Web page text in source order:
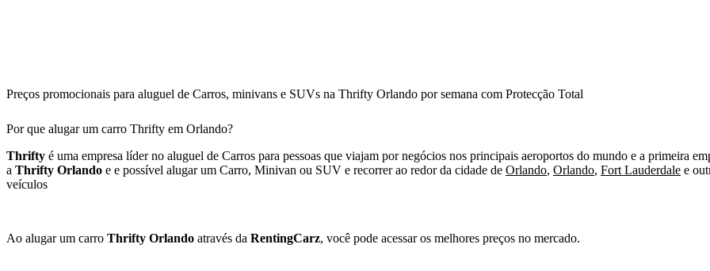
Preços promocionais para aluguel de Carros, minivans e SUVs na Thrifty Orlando por semana com Protecção Total
Por que alugar um carro Thrifty em Orlando?
Thrifty é uma empresa líder no aluguel de Carros para pessoas que viajam por negócios nos principais aeroportos do mundo e a primeira
a Thrifty Orlando e e possível alugar um Carro, Minivan ou SUV e recorrer ao redor da cidade de Orlando, Orlando, Fort Lauderdale e
veículos
Ao alugar um carro Thrifty Orlando através da RentingCarz, você pode acessar os melhores preços no mercado.